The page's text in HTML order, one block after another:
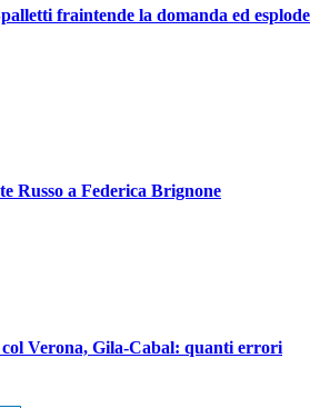
fraintende la domanda ed esplode
Russo a Federica Brignone
Verona, Gila-Cabal: quanti errori